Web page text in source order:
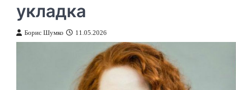
укладка
Борис Шумко 11.05.2026